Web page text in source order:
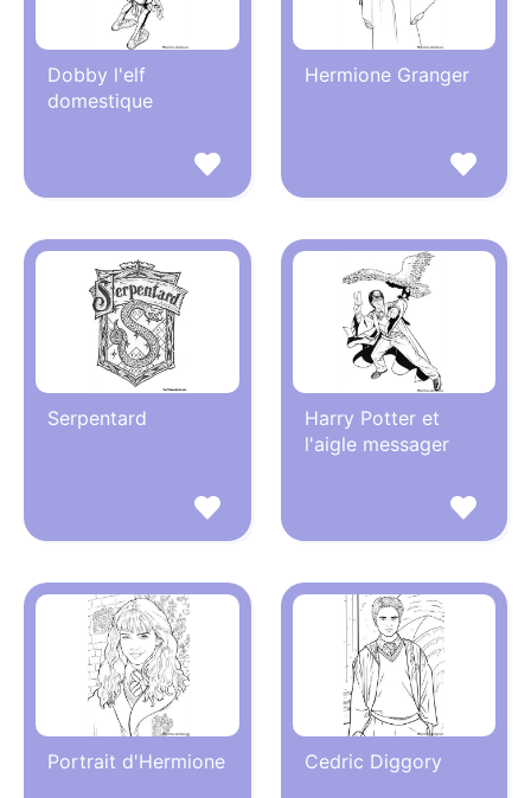
Dobby l'elf
domestique
Hermione Granger
Serpentard
Harry Potter et
l'aigle messager
Portrait d'Hermione Cedric Diggory